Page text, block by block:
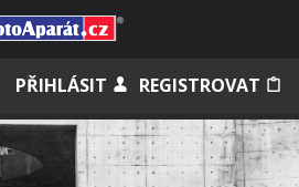
PŘIHLÁSIT REGISTROVAT